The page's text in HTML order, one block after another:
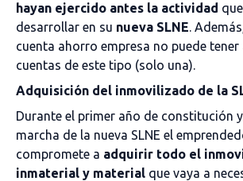
hayan ejercido antes la actividad
desarrollar en su nueva SLNE.
cuenta ahorro empresa no puede
cuentas de este tipo (solo una).
Adquisición del inmovilizado de la
Durante el primer año de constitución
marcha de la nueva SLNE el
compromete a adquirir todo el
inmaterial y material que vaya a